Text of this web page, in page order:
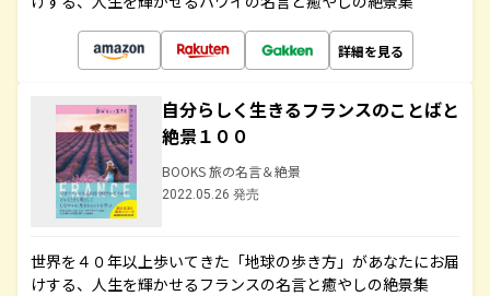
詳細を見る
自分らしく生きるフランスのことばと
絶景１００
BOOKS 旅の名言＆絶景
2022.05.26 発売
世界を４０年以上歩いてきた「地球の歩き方」があなたにお届
けする、人生を輝かせるフランスの名言と癒やしの絶景集